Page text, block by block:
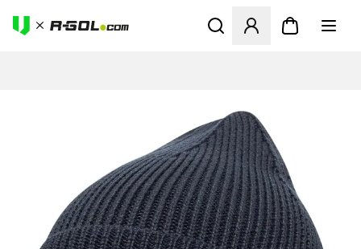
Abre un modal para iniciar